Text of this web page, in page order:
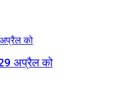
अप्रैल को